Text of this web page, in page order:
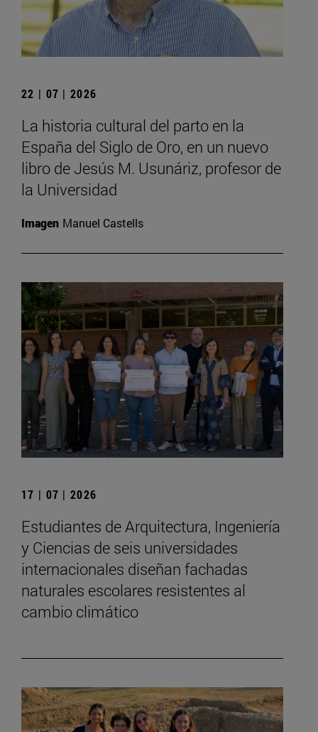
22 | 07 | 2026
La historia cultural del parto en la
España del Siglo de Oro, en un nuevo
libro de Jesús M. Usunáriz, profesor de
la Universidad
Imagen Manuel Castells
17 | 07 | 2026
Estudiantes de Arquitectura, Ingeniería
y Ciencias de seis universidades
internacionales diseñan fachadas
naturales escolares resistentes al
cambio climático